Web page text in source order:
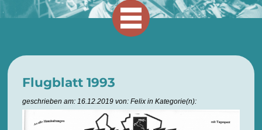
Flugblatt 1993
geschrieben am: 16.12.2019 von: Felix in Kategorie(n):